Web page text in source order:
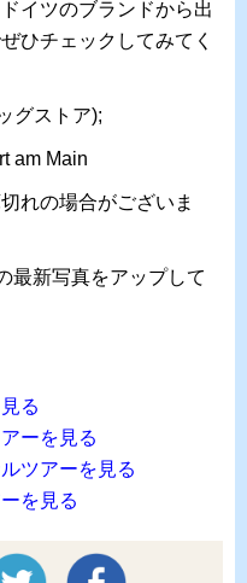
イツのブランドから出
ひチェックしてみてく
グストア);
am Main
れの場合がございま
最新写真をアップして
る
ーを見る
ツアーを見る
を見る